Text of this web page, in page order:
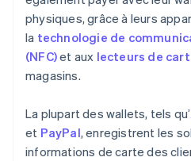
physiques, grâce à leurs
la technologie de
(NFC)et aux lecteurs de
magasins.
La plupart des wallets, tels qu’
et PayPal, enregistrent les
informations de carte des